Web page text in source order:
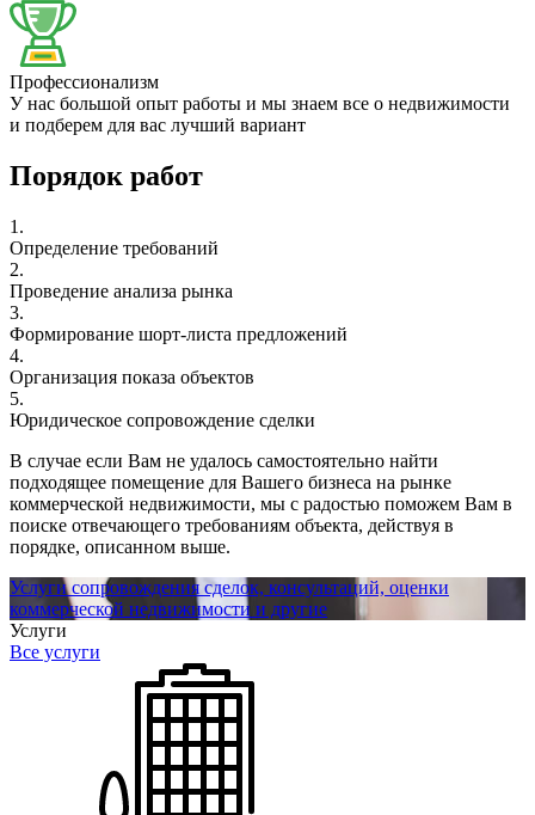
Профессионализм
У нас большой опыт работы и мы знаем все о недвижимости
и подберем для вас лучший вариант
Порядок работ
1.
Определение требований
2.
Проведение анализа рынка
3.
Формирование шорт-листа предложений
4.
Организация показа объектов
5.
Юридическое сопровождение сделки
В случае если Вам не удалось самостоятельно найти
подходящее помещение для Вашего бизнеса на рынке
коммерческой недвижимости, мы с радостью поможем Вам в
поиске отвечающего требованиям объекта, действуя в
порядке, описанном выше.
Услуги сопровождения сделок, консультаций, оценки
коммерческой недвижимости и другие
Услуги
Все услуги